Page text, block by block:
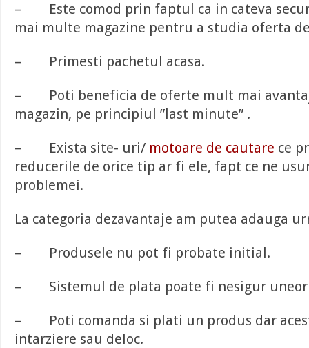
– Este comod prin faptul ca in cateva
mai multe magazine pentru a studia oferta
– Primesti pachetul acasa.
– Poti beneficia de oferte mult mai
magazin, pe principiul ”last minute” .
– Exista site- uri/ motoare de cautare ce
reducerile de orice tip ar fi ele, fapt ce ne
problemei.
La categoria dezavantaje am putea adauga
– Produsele nu pot fi probate initial.
– Sistemul de plata poate fi nesigur
– Poti comanda si plati un produs dar
intarziere sau deloc.